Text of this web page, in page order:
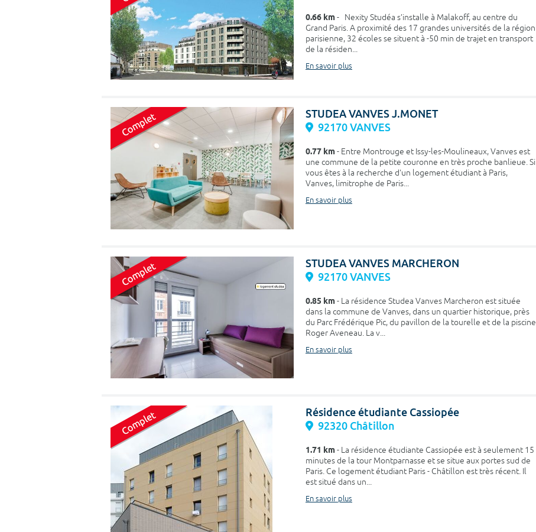
0.66 km- Nexity Studéa s’installe à Malakoff, au centre du
Grand Paris. A proximité des 17 grandes universités de la région
parisienne, 32 écoles se situent à -50 min de trajet en transport
de la résiden...
En savoir plus
STUDEA VANVES J.MONET
92170 VANVES
0.77 km- Entre Montrouge et Issy-les-Moulineaux, Vanves est
une commune de la petite couronne en très proche banlieue. Si
vous êtes à la recherche d'un logement étudiant à Paris,
Vanves, limitrophe de Paris...
En savoir plus
STUDEA VANVES MARCHERON
92170 VANVES
0.85 km- La résidence Studea Vanves Marcheron est située
dans la commune de Vanves, dans un quartier historique, près
du Parc Frédérique Pic, du pavillon de la tourelle et de la piscine
Roger Aveneau. La v...
En savoir plus
Résidence étudiante Cassiopée
92320 Châtillon
1.71 km- La résidence étudiante Cassiopée est à seulement 15
minutes de la tour Montparnasse et se situe aux portes sud de
Paris. Ce logement étudiant Paris - Châtillon est très récent. Il
est situé dans un...
En savoir plus